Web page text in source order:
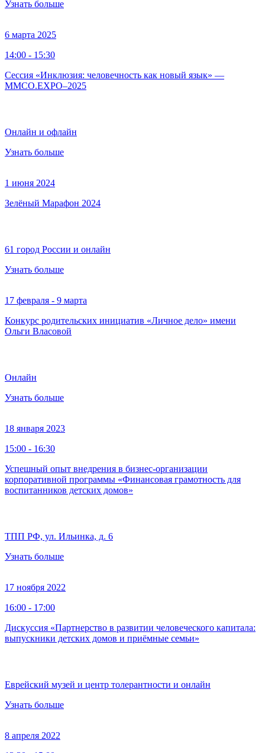
Узнать больше
6 марта 2025
14:00 - 15:30
Сессия «Инклюзия: человечность как новый язык» —
MMCO.EXPO–2025
Онлайн и офлайн
Узнать больше
1 июня 2024
Зелёный Марафон 2024
61 город России и онлайн
Узнать больше
17 февраля - 9 марта
Конкурс родительских инициатив «Личное дело» имени
Ольги Власовой
Онлайн
Узнать больше
18 января 2023
15:00 - 16:30
Успешный опыт внедрения в бизнес-организации
корпоративной программы «Финансовая грамотность для
воспитанников детских домов»
ТПП РФ, ул. Ильинка, д. 6
Узнать больше
17 ноября 2022
16:00 - 17:00
Дискуссия «Партнерство в развитии человеческого капитала:
выпускники детских домов и приёмные семьи»
Еврейский музей и центр толерантности и онлайн
Узнать больше
8 апреля 2022